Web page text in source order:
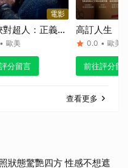
電影
超人：正義曙
加長版
• 歐美
分留言
高訂人生
0.0 • 歐美
前往評分留
查看更多
狀態驚艷四方 性感不想遮